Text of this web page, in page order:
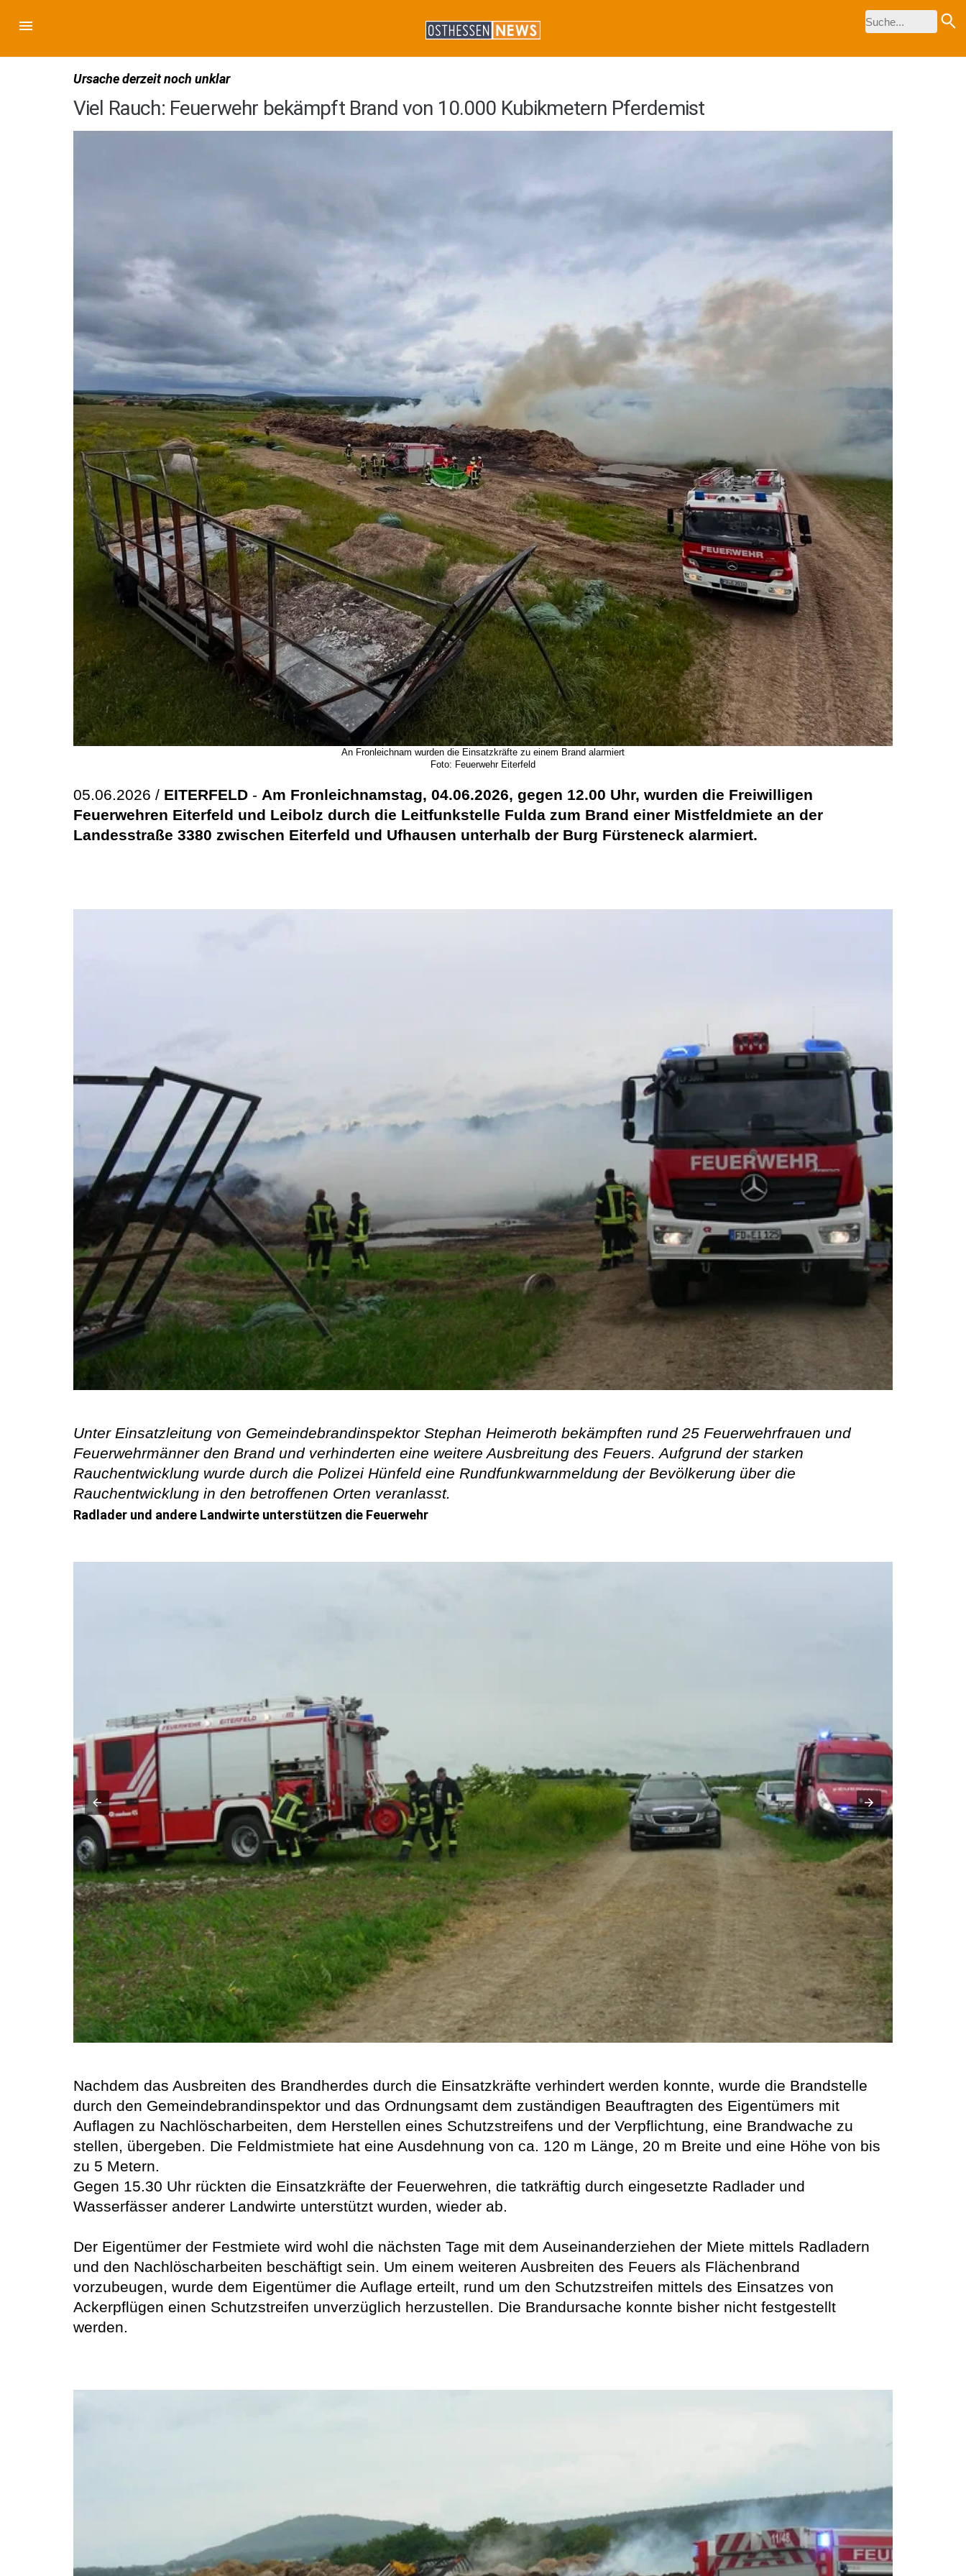
Ursache derzeit noch unklar
Viel Rauch: Feuerwehr bekämpft Brand von 10.000 Kubikmetern Pferdemist
An Fronleichnam wurden die Einsatzkräfte zu einem Brand alarmiert
Foto: Feuerwehr Eiterfeld
05.06.2026 / EITERFELD - Am Fronleichnamstag, 04.06.2026, gegen 12.00 Uhr, wurden die Freiwilligen
Feuerwehren Eiterfeld und Leibolz durch die Leitfunkstelle Fulda zum Brand einer Mistfeldmiete an der
Landesstraße 3380 zwischen Eiterfeld und Ufhausen unterhalb der Burg Fürsteneck alarmiert.
Unter Einsatzleitung von Gemeindebrandinspektor Stephan Heimeroth bekämpften rund 25 Feuerwehrfrauen und
Feuerwehrmänner den Brand und verhinderten eine weitere Ausbreitung des Feuers. Aufgrund der starken
Rauchentwicklung wurde durch die Polizei Hünfeld eine Rundfunkwarnmeldung der Bevölkerung über die
Rauchentwicklung in den betroffenen Orten veranlasst.
Radlader und andere Landwirte unterstützen die Feuerwehr
Nachdem das Ausbreiten des Brandherdes durch die Einsatzkräfte verhindert werden konnte, wurde die Brandstelle
durch den Gemeindebrandinspektor und das Ordnungsamt dem zuständigen Beauftragten des Eigentümers mit
Auflagen zu Nachlöscharbeiten, dem Herstellen eines Schutzstreifens und der Verpflichtung, eine Brandwache zu
stellen, übergeben. Die Feldmistmiete hat eine Ausdehnung von ca. 120 m Länge, 20 m Breite und eine Höhe von bis
zu 5 Metern.
Gegen 15.30 Uhr rückten die Einsatzkräfte der Feuerwehren, die tatkräftig durch eingesetzte Radlader und
Wasserfässer anderer Landwirte unterstützt wurden, wieder ab.
Der Eigentümer der Festmiete wird wohl die nächsten Tage mit dem Auseinanderziehen der Miete mittels Radladern
und den Nachlöscharbeiten beschäftigt sein. Um einem weiteren Ausbreiten des Feuers als Flächenbrand
vorzubeugen, wurde dem Eigentümer die Auflage erteilt, rund um den Schutzstreifen mittels des Einsatzes von
Ackerpflügen einen Schutzstreifen unverzüglich herzustellen. Die Brandursache konnte bisher nicht festgestellt
werden.